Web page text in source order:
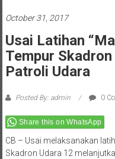
October 31, 2017
Usai Latihan
Tempur
Patroli Udara
Posted By: admin 0
Share this on WhatsApp
CB – Usai melaksanakan
Skadron Udara 12